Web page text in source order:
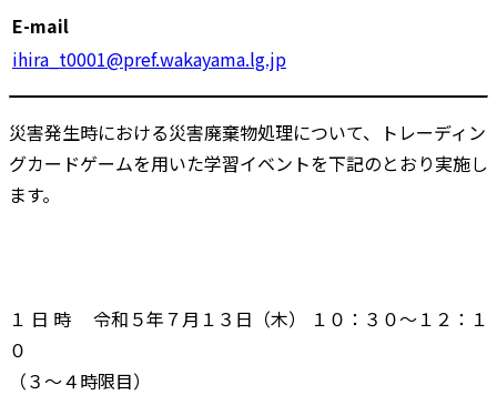
E-mail
ihira_t0001@pref.wakayama.lg.jp
災害発生時における災害廃棄物処理について、トレーディン
グカードゲームを用いた学習イベントを下記のとおり実施し
ます。
１ 日 時 令和５年７月１３日（木） １０：３０～１２：１
０
（３～４時限目）